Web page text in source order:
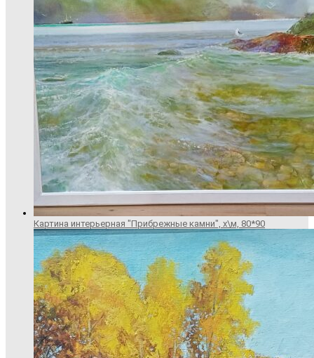
Картина интерьерная "Прибрежные камни", х\м, 80*90